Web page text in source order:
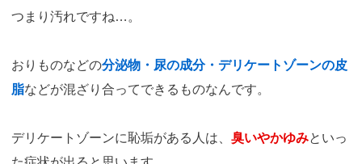
つまり汚れですね…。
おりものなどの分泌物・尿の成分・デリケートゾーンの皮
脂などが混ざり合ってできるものなんです。
デリケートゾーンに恥垢がある人は、 臭いやかゆみといっ